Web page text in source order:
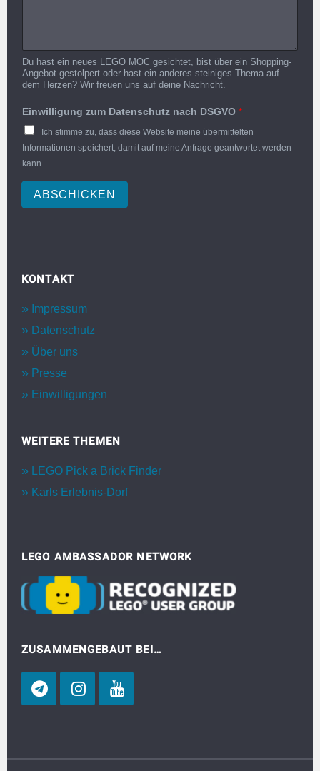
Du hast ein neues LEGO MOC gesichtet, bist über ein Shopping-
Angebot gestolpert oder hast ein anderes steiniges Thema auf
dem Herzen? Wir freuen uns auf deine Nachricht.
Einwilligung zum Datenschutz nach DSGVO *
Ich stimme zu, dass diese Website meine übermittelten
Informationen speichert, damit auf meine Anfrage geantwortet werden
kann.
ABSCHICKEN
KONTAKT
Impressum
Datenschutz
Über uns
Presse
Einwilligungen
WEITERE THEMEN
LEGO Pick a Brick Finder
Karls Erlebnis-Dorf
LEGO AMBASSADOR NETWORK
ZUSAMMENGEBAUT BEI…